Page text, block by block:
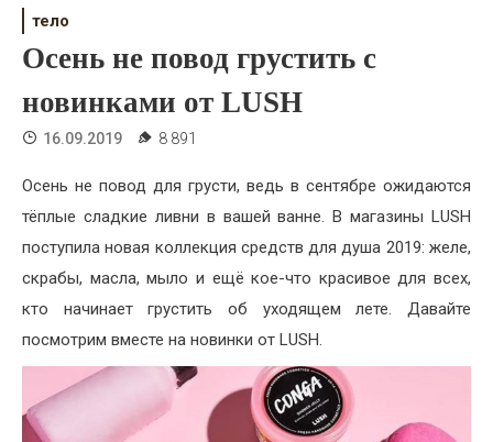
Жизнь
Хобби
Красота
Недвижимость
тело
Осень не повод грустить с
новинками от LUSH
16.09.2019 8 891
Осень не повод для грусти, ведь в сентябре ожидаются
тёплые сладкие ливни в вашей ванне. В магазины LUSH
поступила новая коллекция средств для душа 2019: желе,
скрабы, масла, мыло и ещё кое-что красивое для всех,
кто начинает грустить об уходящем лете. Давайте
посмотрим вместе на новинки от LUSH.